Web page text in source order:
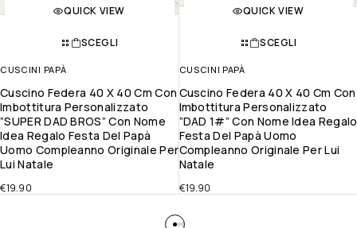
QUICK VIEW
SCEGLI
CUSCINI PAPÀ
Cuscino Federa 40 X 40 Cm Con
Imbottitura Personalizzato
”SUPER DAD BROS” Con Nome
Idea Regalo Festa Del Papà
Uomo Compleanno Originale Per
Lui Natale
€19.90
QUICK VIEW
SCEGLI
CUSCINI PAPÀ
Cuscino Federa 40 X 40 Cm Con
Imbottitura Personalizzato
”DAD 1#” Con Nome Idea Regalo
Festa Del Papà Uomo
Compleanno Originale Per Lui
Natale
€19.90